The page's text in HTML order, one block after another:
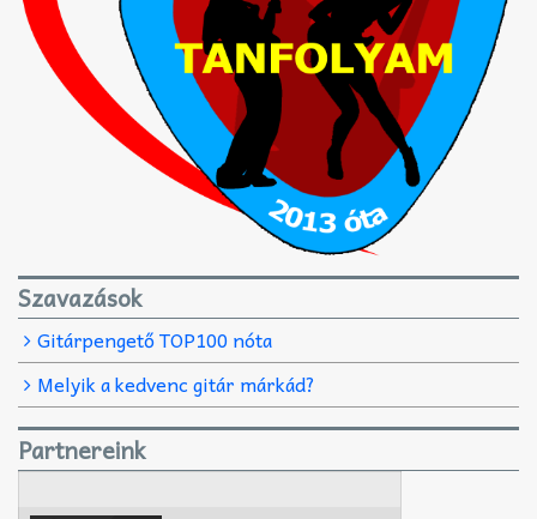
Szavazások
Gitárpengető TOP100 nóta
Melyik a kedvenc gitár márkád?
Partnereink